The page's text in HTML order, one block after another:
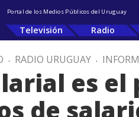
Portal de los Medios Públicos del Uruguay
Televisión Radio
. RADIO URUGUAY .
es
de